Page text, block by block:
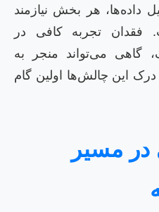
هر بخش نیازمند
فقدان تجربه کافی در
گاهی می‌تواند منجر به
این چالش‌ها اولین گام
مسیر